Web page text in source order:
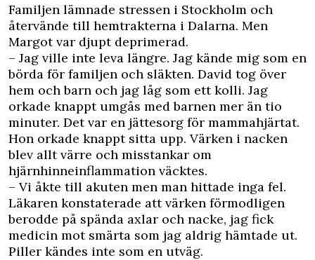
Familjen lämnade stressen i Stockholm och
återvände till hemtrakterna i Dalarna. Men
Margot var djupt deprimerad.
– Jag ville inte leva längre. Jag kände mig som en
börda för familjen och släkten. David tog över
hem och barn och jag låg som ett kolli. Jag
orkade knappt umgås med barnen mer än tio
minuter. Det var en jättesorg för mammahjärtat.
Hon orkade knappt sitta upp. Värken i nacken
blev allt värre och misstankar om
hjärnhinneinflammation väcktes.
– Vi åkte till akuten men man hittade inga fel.
Läkaren konstaterade att värken förmodligen
berodde på spända axlar och nacke, jag fick
medicin mot smärta som jag aldrig hämtade ut.
Piller kändes inte som en utväg.